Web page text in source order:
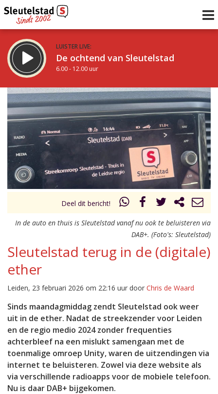
LUISTER LIVE:
De ochtend van Sleutelstad
6.00 - 12.00 uur
STRAKS:
De middag van Sleutelstad
12.00 - 18.00 uur
Vorig uur
uur 1 van 0 Volgend uur
Deel dit bericht!
In de auto en thuis is Sleutelstad vanaf nu ook te beluisteren via
DAB+. (Foto's: Sleutelstad)
Sleutelstad terug in de (digitale)
ether
Leiden, 23 februari 2026 om 22:16 uur door Chris de Waard
Sinds maandagmiddag zendt Sleutelstad ook weer
uit in de ether. Nadat de streekzender voor Leiden
en de regio medio 2024 zonder frequenties
achterbleef na een mislukt samengaan met de
toenmalige omroep Unity, waren de uitzendingen via
internet te beluisteren. Zowel via deze website als
via verschillende radioapps voor de mobiele telefoon.
Nu is daar DAB+ bijgekomen.